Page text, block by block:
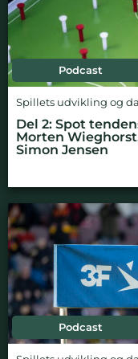
Podcast
Spillets udvikling og
Del 2: Spot
Morten
Simon Jensen
Podcast